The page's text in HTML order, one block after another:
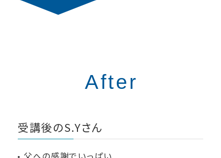
受講後のS.Yさん